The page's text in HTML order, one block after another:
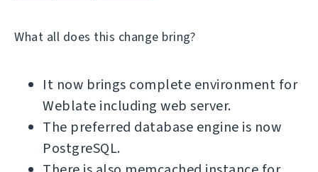
What all does this change bring?
It now brings complete environment for
Weblate including web server.
The preferred database engine is now
PostgreSQL.